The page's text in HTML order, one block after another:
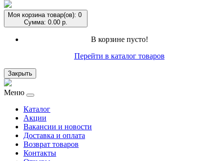
Моя корзина товар(ов): 0
Сумма: 0.00 р.
В корзине пусто!
Перейти в каталог товаров
Закрыть
Меню
Каталог
Акции
Вакансии и новости
Доставка и оплата
Возврат товаров
Контакты